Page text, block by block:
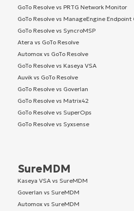
GoTo Resolve vs PRTG Network Monitor
GoTo Resolve vs ManageEngine Endpoint
GoTo Resolve vs SyncroMSP
Atera vs GoTo Resolve
Automox vs GoTo Resolve
GoTo Resolve vs Kaseya VSA
Auvik vs GoTo Resolve
GoTo Resolve vs Goverlan
GoTo Resolve vs Matrix42
GoTo Resolve vs SuperOps
GoTo Resolve vs Syxsense
SureMDM
Kaseya VSA vs SureMDM
Goverlan vs SureMDM
Automox vs SureMDM